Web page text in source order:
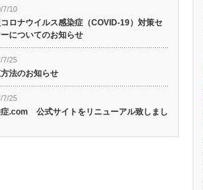
7/10
ロナウイルス感染症（COVID-19）対策セ
ーについてのお知らせ
7/25
法のお知らせ
7/25
.com 公式サイトをリニューアル致しまし